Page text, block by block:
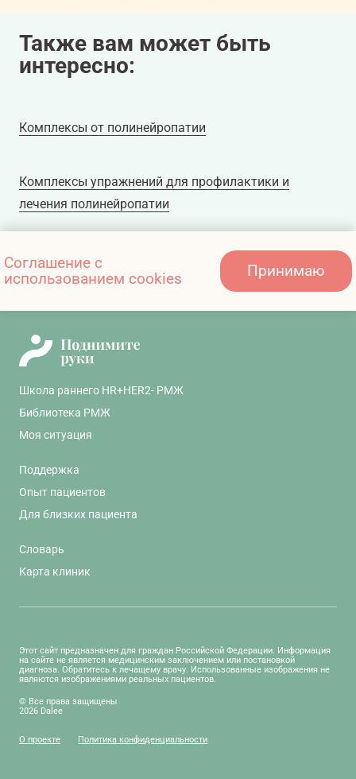
Также вам может быть
интересно:
Комплексы от полинейропатии
Комплексы упражнений для профилактики и
лечения полинейропатии
Комплексы упражнений для профилактики и
лечения полинейропатии
Школа раннего HR+HER2- РМЖ
Библиотека РМЖ
Моя ситуация
Поддержка
Опыт пациентов
Для близких пациента
Словарь
Карта клиник
Этот сайт предназначен для граждан Российской Федерации. Информация
на сайте не является медицинским заключением или постановкой
диагноза. Обратитесь к лечащему врачу. Использованные изображения не
являются изображениями реальных пациентов.
© Все права защищены
2026 Dalee
О проекте Политика конфиденциальности
Соглашение с
использованием cookies
Принимаю